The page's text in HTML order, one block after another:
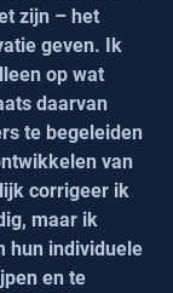
zijn – het
geven. Ik
op wat
daarvan
te begeleiden
van
corrigeer ik
maar ik
hun individuele
en te